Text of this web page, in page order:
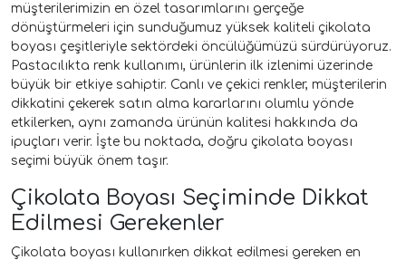
müşterilerimizin en özel tasarımlarını gerçeğe
dönüştürmeleri için sunduğumuz yüksek kaliteli çikolata
boyası çeşitleriyle sektördeki öncülüğümüzü sürdürüyoruz.
Pastacılıkta renk kullanımı, ürünlerin ilk izlenimi üzerinde
büyük bir etkiye sahiptir. Canlı ve çekici renkler, müşterilerin
dikkatini çekerek satın alma kararlarını olumlu yönde
etkilerken, aynı zamanda ürünün kalitesi hakkında da
ipuçları verir. İşte bu noktada, doğru çikolata boyası
seçimi büyük önem taşır.
Çikolata Boyası Seçiminde Dikkat
Edilmesi Gerekenler
Çikolata boyası kullanırken dikkat edilmesi gereken en